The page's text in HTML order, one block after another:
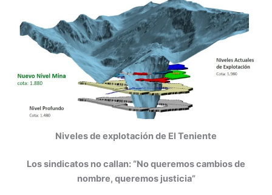
Niveles de explotación de El Teniente
Los sindicatos no callan: “No queremos cambios de
nombre, queremos justicia”